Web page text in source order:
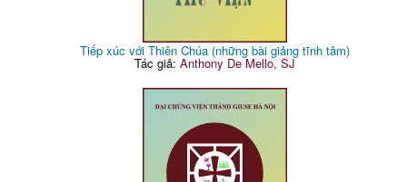
Tiếp xúc với Thiên Chúa (những bài giảng tĩnh tâm)
Tác giả: Anthony De Mello, SJ